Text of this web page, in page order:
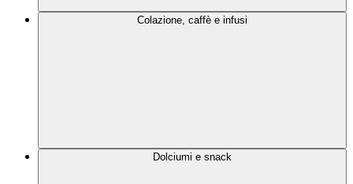
Colazione, caffè e infusi
Dolciumi e snack